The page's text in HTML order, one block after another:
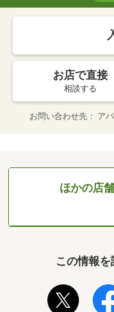
お店で直接
相談する
お問い合わせ先 ア
ほかの店
この情報